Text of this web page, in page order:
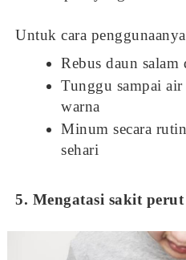
Untuk cara
Rebus daun
Tunggu sampai
warna
Minum secara
sehari
5. Mengatasi sakit perut